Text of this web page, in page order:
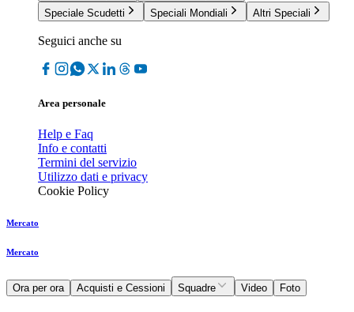
Speciale Scudetti
Speciali Mondiali Altri Speciali
Seguici anche su
Area personale
Help e Faq
Info e contatti
Termini del servizio
Utilizzo dati e privacy
Cookie Policy
Mercato
Mercato
Ora per ora Acquisti e Cessioni Squadre Video Foto